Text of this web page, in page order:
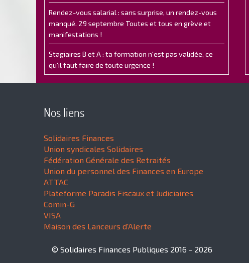
Rendez-vous salarial : sans surprise, un rendez-vous
manqué. 29 septembre Toutes et tous en grève et
manifestations !
Stagiaires B et A : ta formation n'est pas validée, ce
qu'il faut faire de toute urgence !
Nos liens
Solidaires Finances
Union syndicales Solidaires
Fédération Générale des Retraités
Union du personnel des Finances en Europe
ATTAC
Plateforme Paradis Fiscaux et Judiciaires
Comin-G
VISA
Maison des Lanceurs d'Alerte
© Solidaires Finances Publiques 2016 - 2026